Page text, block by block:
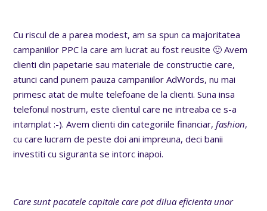
Cu riscul de a parea modest, am sa spun ca majoritatea
campaniilor PPC la care am lucrat au fost reusite 🙂 Avem
clienti din papetarie sau materiale de constructie care,
atunci cand punem pauza campaniilor AdWords, nu mai
primesc atat de multe telefoane de la clienti. Suna insa
telefonul nostrum, este clientul care ne intreaba ce s-a
intamplat :-). Avem clienti din categoriile financiar,fashion,
cu care lucram de peste doi ani impreuna, deci banii
investiti cu siguranta se intorc inapoi.
Care sunt pacatele capitale care pot dilua eficienta unor